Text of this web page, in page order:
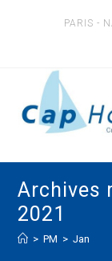
PARIS -
Archives
2021
> PM > Jan